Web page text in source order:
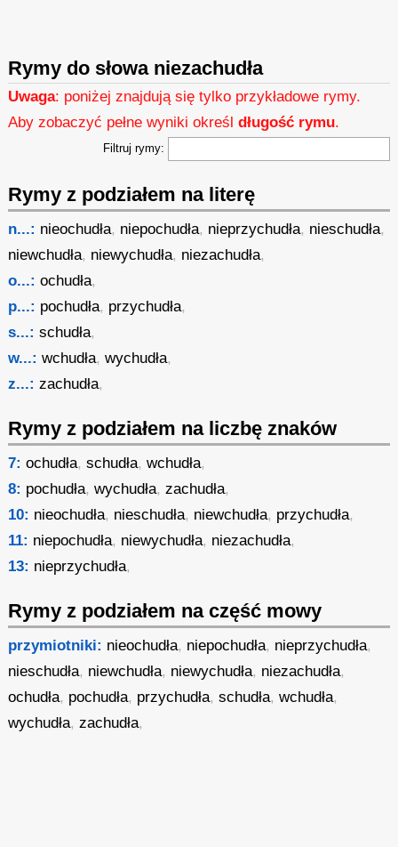
Rymy do słowa niezachudła
Uwaga: poniżej znajdują się tylko przykładowe rymy.
Aby zobaczyć pełne wyniki określdługość rymu.
Filtruj rymy:
Rymy z podziałem na literę
n...: nieochudła, niepochudła, nieprzychudła, nieschudła,
niewchudła, niewychudła, niezachudła,
o...: ochudła,
p...: pochudła, przychudła,
s...: schudła,
w...: wchudła,wychudła,
z...: zachudła,
Rymy z podziałem na liczbę znaków
7: ochudła,schudła,wchudła,
8: pochudła,wychudła,zachudła,
10: nieochudła, nieschudła, niewchudła, przychudła,
11: niepochudła, niewychudła, niezachudła,
13: nieprzychudła,
Rymy z podziałem na część mowy
przymiotniki: nieochudła, niepochudła, nieprzychudła,
nieschudła, niewchudła, niewychudła, niezachudła,
ochudła, pochudła, przychudła,schudła,wchudła,
wychudła,zachudła,